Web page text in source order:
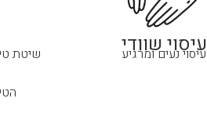
עיסוי שוודי
עיסוי נעים ומרגיע שיטת